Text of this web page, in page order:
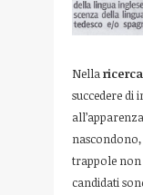
Nella
succedere di
trappole
candidati